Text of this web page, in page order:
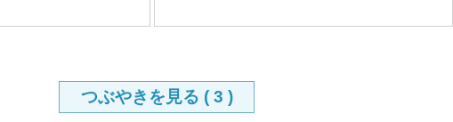
つぶやきを見る ( 3 )